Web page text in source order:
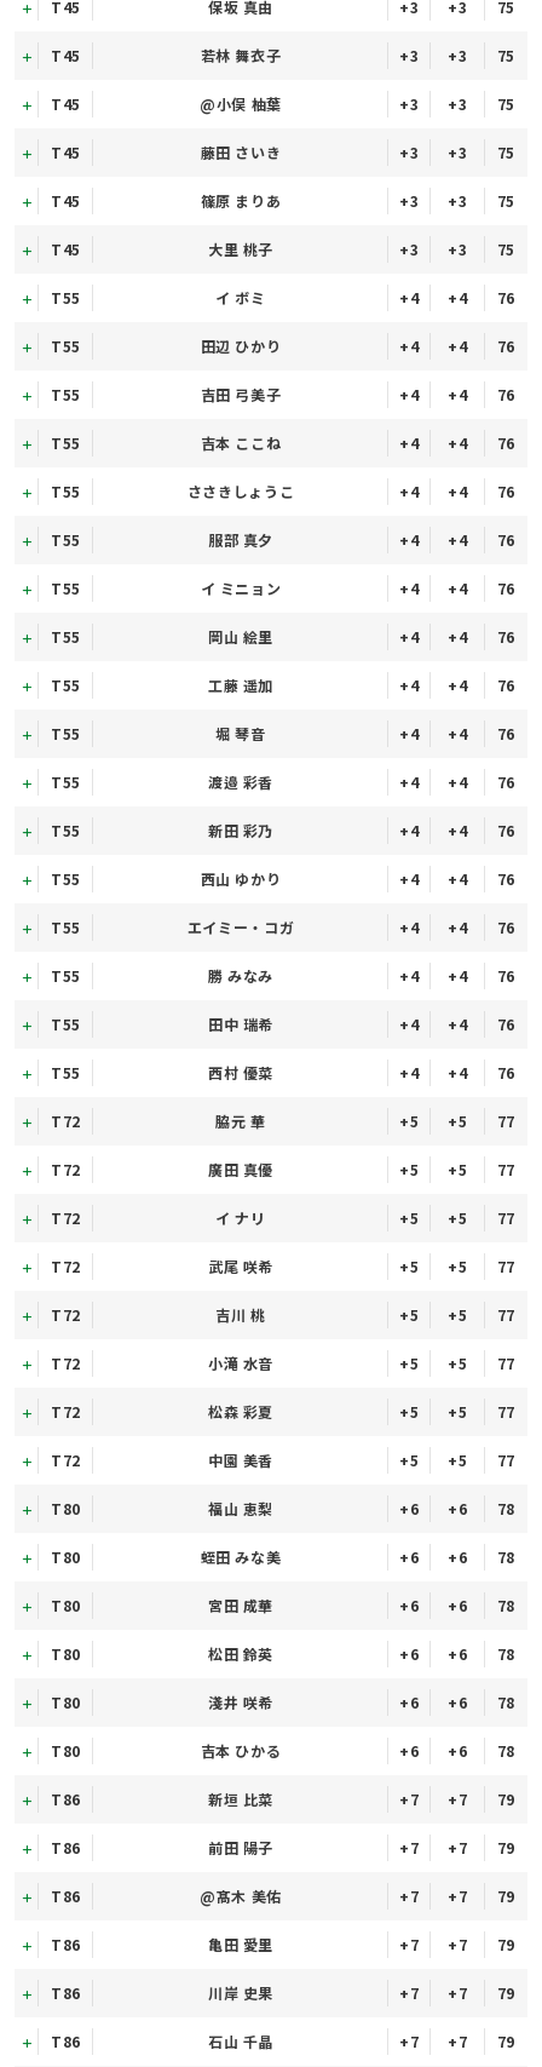
T45 保坂 真由 +3 +3 75
T45 若林 舞衣子 +3 +3 75
T45 @小俣 柚葉 +3 +3 75
T45 藤田 さいき +3 +3 75
T45 篠原 まりあ +3 +3 75
T45 大里 桃子 +3 +3 75
T55 イ ボミ +4 +4 76
T55 田辺 ひかり +4 +4 76
T55 吉田 弓美子 +4 +4 76
T55 吉本 ここね +4 +4 76
T55 ささきしょうこ +4 +4 76
T55 服部 真夕 +4 +4 76
T55 イ ミニョン +4 +4 76
T55 岡山 絵里 +4 +4 76
T55 工藤 遥加 +4 +4 76
T55 堀 琴音 +4 +4 76
T55 渡邉 彩香 +4 +4 76
T55 新田 彩乃 +4 +4 76
T55 西山 ゆかり +4 +4 76
T55 エイミー・コガ +4 +4 76
T55 勝 みなみ +4 +4 76
T55 田中 瑞希 +4 +4 76
T55 西村 優菜 +4 +4 76
T72 脇元 華 +5 +5 77
T72 廣田 真優 +5 +5 77
T72 イ ナリ +5 +5 77
T72 武尾 咲希 +5 +5 77
T72 吉川 桃 +5 +5 77
T72 小滝 水音 +5 +5 77
T72 松森 彩夏 +5 +5 77
T72 中園 美香 +5 +5 77
T80 福山 恵梨 +6 +6 78
T80 蛭田 みな美 +6 +6 78
T80 宮田 成華 +6 +6 78
T80 松田 鈴英 +6 +6 78
T80 淺井 咲希 +6 +6 78
T80 吉本 ひかる +6 +6 78
T86 新垣 比菜 +7 +7 79
T86 前田 陽子 +7 +7 79
T86 @髙木 美佑 +7 +7 79
T86 亀田 愛里 +7 +7 79
T86 川岸 史果 +7 +7 79
T86 石山 千晶 +7 +7 79